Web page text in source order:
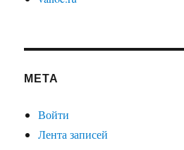
МЕТА
Войти
Лента записей